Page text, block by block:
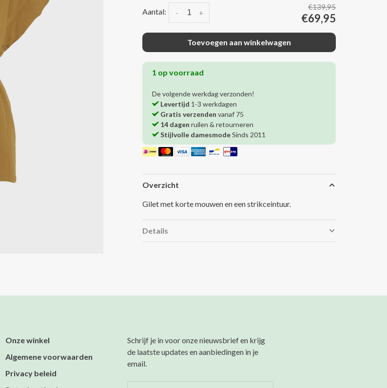
Aantal: +
-
€139,95
€69,95
Toevoegen aan winkelwagen
1 op voorraad
De volgende werkdag verzonden!
Levertijd 1-3 werkdagen
Gratis verzenden vanaf 75
14 dagen ruilen & retourneren
Stijlvolle damesmodeSinds 2011
Overzicht
Gilet met korte mouwen en een strikceintuur.
Details
Onze winkel
Algemene voorwaarden
Privacy beleid
Schrijf je in voor onze nieuwsbrief en krijg
de laatste updates en aanbiedingen in je
email.